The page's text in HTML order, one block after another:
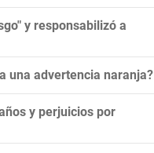
y responsabilizó a
una advertencia naranja?
y perjuicios por